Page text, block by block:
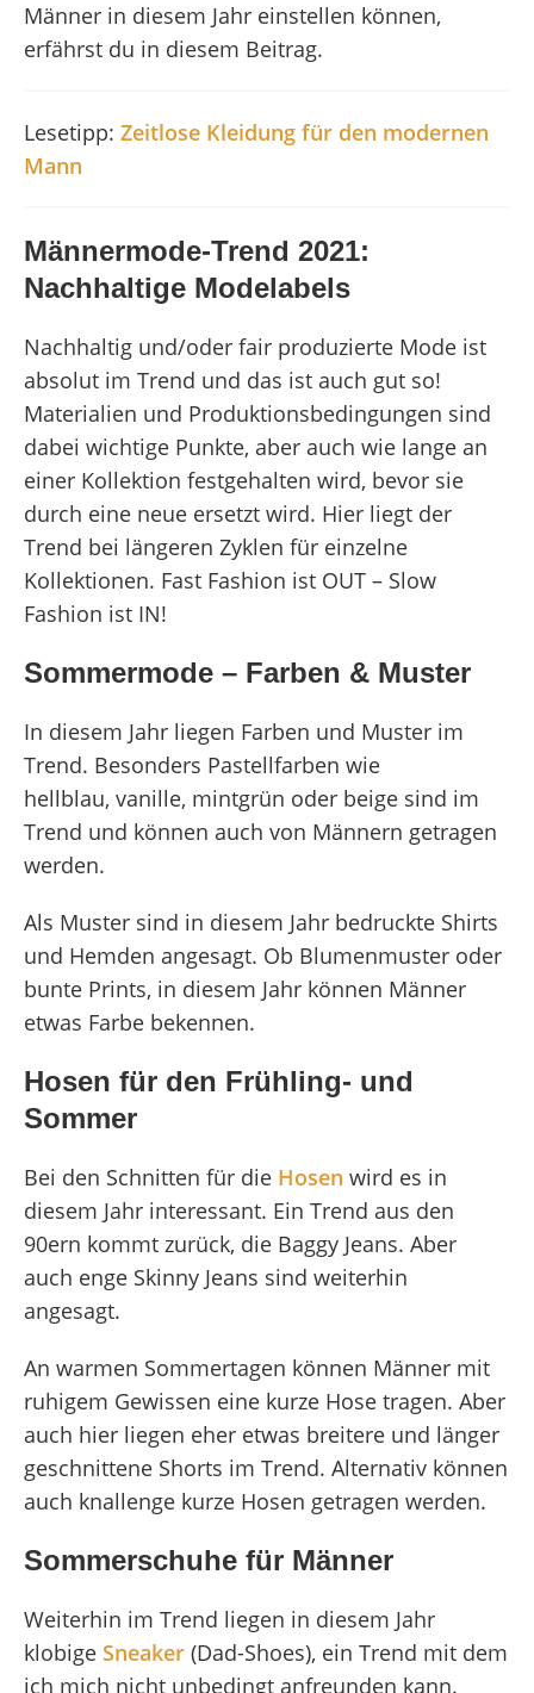
Männer in diesem Jahr einstellen können,
erfährst du in diesem Beitrag.
Lesetipp: Zeitlose Kleidung für den modernen
Mann
Männermode-Trend 2021:
Nachhaltige Modelabels
Nachhaltig und/oder fair produzierte Mode ist
absolut im Trend und das ist auch gut so!
Materialien und Produktionsbedingungen sind
dabei wichtige Punkte, aber auch wie lange an
einer Kollektion festgehalten wird, bevor sie
durch eine neue ersetzt wird. Hier liegt der
Trend bei längeren Zyklen für einzelne
Kollektionen. Fast Fashion ist OUT – Slow
Fashion ist IN!
Sommermode – Farben & Muster
In diesem Jahr liegen Farben und Muster im
Trend. Besonders Pastellfarben wie
hellblau, vanille, mintgrün oder beige sind im
Trend und können auch von Männern getragen
werden.
Als Muster sind in diesem Jahr bedruckte Shirts
und Hemden angesagt. Ob Blumenmuster oder
bunte Prints, in diesem Jahr können Männer
etwas Farbe bekennen.
Hosen für den Frühling- und
Sommer
Bei den Schnitten für die Hosen wird es in
diesem Jahr interessant. Ein Trend aus den
90ern kommt zurück, die Baggy Jeans. Aber
auch enge Skinny Jeans sind weiterhin
angesagt.
An warmen Sommertagen können Männer mit
ruhigem Gewissen eine kurze Hose tragen. Aber
auch hier liegen eher etwas breitere und länger
geschnittene Shorts im Trend. Alternativ können
auch knallenge kurze Hosen getragen werden.
Sommerschuhe für Männer
Weiterhin im Trend liegen in diesem Jahr
klobige Sneaker (Dad-Shoes), ein Trend mit dem
ich mich nicht unbedingt anfreunden kann.